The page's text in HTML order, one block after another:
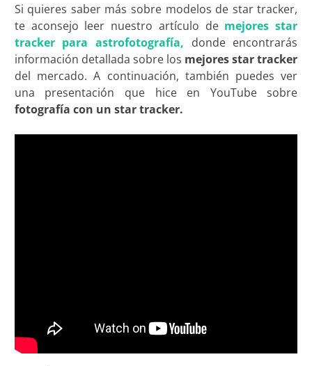
Si quieres saber más sobre modelos de star tracker,
te aconsejo leer nuestro artículo de mejores star
tracker para astrofotografía, donde encontrarás
información detallada sobre los mejores star tracker
del mercado. A continuación, también puedes ver
una presentación que hice en YouTube sobre
fotografía con un star tracker.